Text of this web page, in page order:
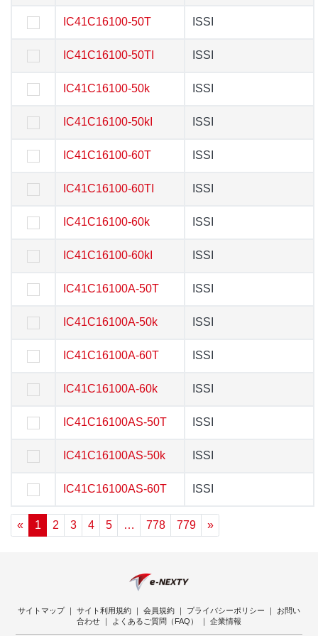
IC41C16100-50T ISSI
IC41C16100-50TI ISSI
IC41C16100-50k ISSI
IC41C16100-50kI ISSI
IC41C16100-60T ISSI
IC41C16100-60TI ISSI
IC41C16100-60k ISSI
IC41C16100-60kI ISSI
IC41C16100A-50T ISSI
IC41C16100A-50k ISSI
IC41C16100A-60T ISSI
IC41C16100A-60k ISSI
IC41C16100AS-50T ISSI
IC41C16100AS-50k ISSI
IC41C16100AS-60T ISSI
IC41C16100-50T ISSI
IC41C16100-50TI ISSI
IC41C16100-50k ISSI
IC41C16100-50kI ISSI
IC41C16100-60T ISSI
IC41C16100-60TI ISSI
IC41C16100-60k ISSI
IC41C16100-60kI ISSI
IC41C16100A-50T ISSI
IC41C16100A-50k ISSI
IC41C16100A-60T ISSI
IC41C16100A-60k ISSI
IC41C16100AS-50T ISSI
IC41C16100AS-50k ISSI
IC41C16100AS-60T ISSI
« 1 2 3 4 5 … 778 779 »
サイトマップ｜ サイト利用規約 ｜ 会員規約 ｜ プライバシーポリシー ｜ お問い
合わせ ｜ よくあるご質問（FAQ） ｜ 企業情報